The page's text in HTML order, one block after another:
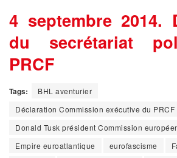
4 septembre 2014.
du secrétariat
PRCF
Tags:
BHL aventurier
Déclaration Commission exécutive du PRCF
Donald Tusk président Commission
Empire euroatlantique
eurofascisme